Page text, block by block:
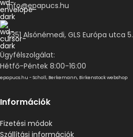
info@epapucs.hu
2351 Alsónémedi, GLS Európa utca 5.
Ügyfélszolgálat:
Hétfő-Péntek 8:00-16:00
epapucs.hu - Scholl, Berkemann, Birkenstock webshop
Információk
Fizetési módok
Szállítási információk